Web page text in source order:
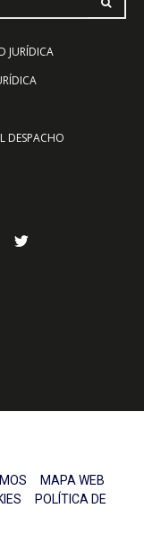
JURÍDICA
DESPACHO
MAPA WEB
POLÍTICA DE